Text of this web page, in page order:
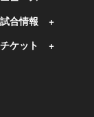
試合情報
チケット